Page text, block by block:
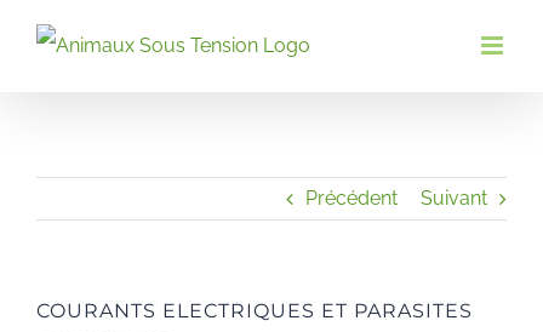
Passer
Précédent Suivant
COURANTS ELECTRIQUES ET PARASITES